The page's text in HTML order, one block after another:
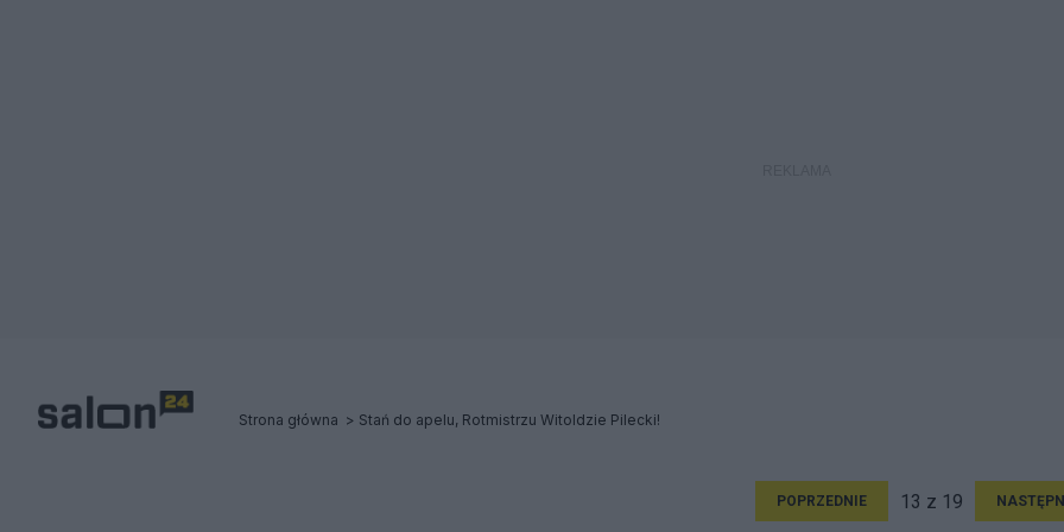
Strona główna Stań do apelu, Rotmistrzu Witoldzie Pilecki!
POPRZEDNIE 13 z 19